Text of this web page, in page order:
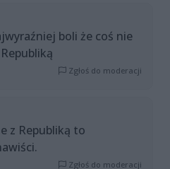
boli że coś nie
Zgłoś do moderacji
z Republiką to
Zgłoś do moderacji